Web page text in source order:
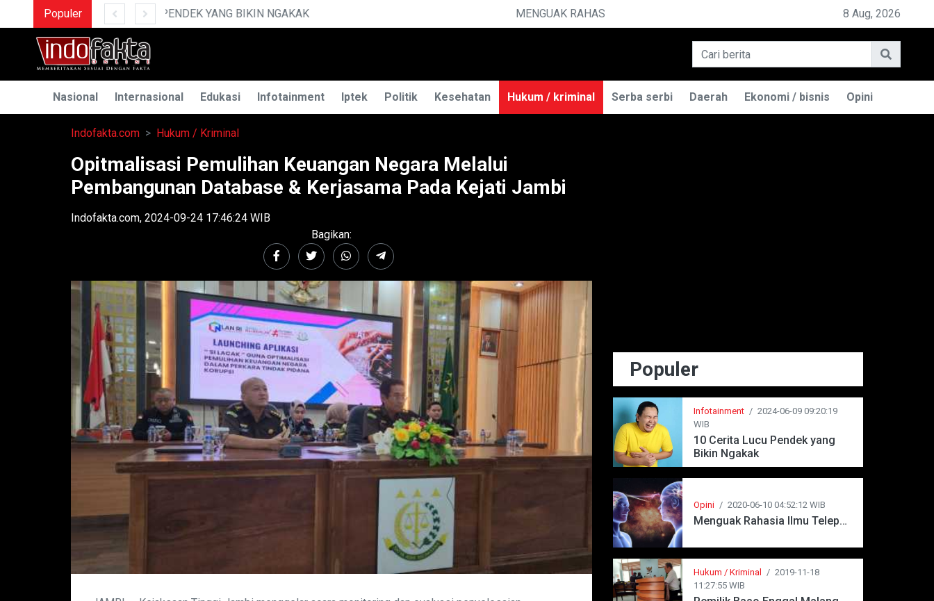
Populer MENGUAK RAHASIA ILMU TELEPATI PEMILIK BASO ENGGAL MALANG DIGUGAT DI PN
8 Aug, 2026
Nasional Internasional Edukasi Infotainment Iptek Politik Kesehatan Hukum / kriminal Serba serbi Daerah Ekonomi / bisnis Opini
Indofakta.com Hukum / Kriminal
Opitmalisasi Pemulihan Keuangan Negara Melalui
Pembangunan Database & Kerjasama Pada Kejati Jambi
Indofakta.com, 2024-09-24 17:46:24 WIB
Bagikan:
Populer
Infotainment / 2024-06-09 09:20:19
WIB
10 Cerita Lucu Pendek yang
Bikin Ngakak
Opini / 2020-06-10 04:52:12 WIB
Menguak Rahasia Ilmu Telepati
Hukum / Kriminal / 2019-11-18
11:27:55 WIB